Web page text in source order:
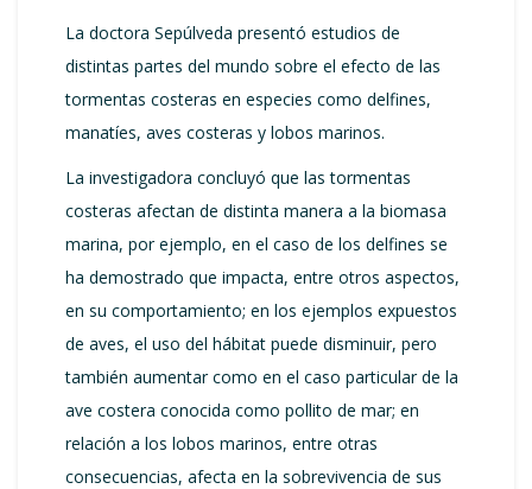
La doctora Sepúlveda presentó estudios de
distintas partes del mundo sobre el efecto de las
tormentas costeras en especies como delfines,
manatíes, aves costeras y lobos marinos.
La investigadora concluyó que las tormentas
costeras afectan de distinta manera a la biomasa
marina, por ejemplo, en el caso de los delfines se
ha demostrado que impacta, entre otros aspectos,
en su comportamiento; en los ejemplos expuestos
de aves, el uso del hábitat puede disminuir, pero
también aumentar como en el caso particular de la
ave costera conocida como pollito de mar; en
relación a los lobos marinos, entre otras
consecuencias, afecta en la sobrevivencia de sus